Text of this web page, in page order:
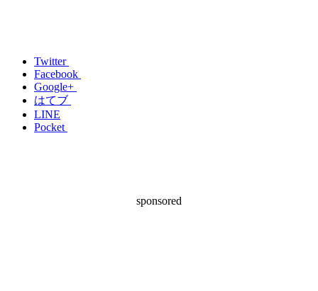
Twitter
Facebook
Google+
はてブ
LINE
Pocket
sponsored